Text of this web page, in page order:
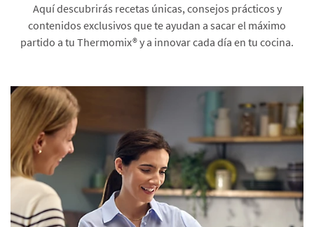
Aquí descubrirás recetas únicas, consejos prácticos y
contenidos exclusivos que te ayudan a sacar el máximo
partido a tu Thermomix® y a innovar cada día en tu cocina.